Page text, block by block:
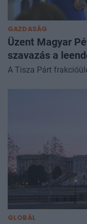
GAZDASÁG
Üzent Magyar
szavazás a
A Tisza Párt
GLOBÁL